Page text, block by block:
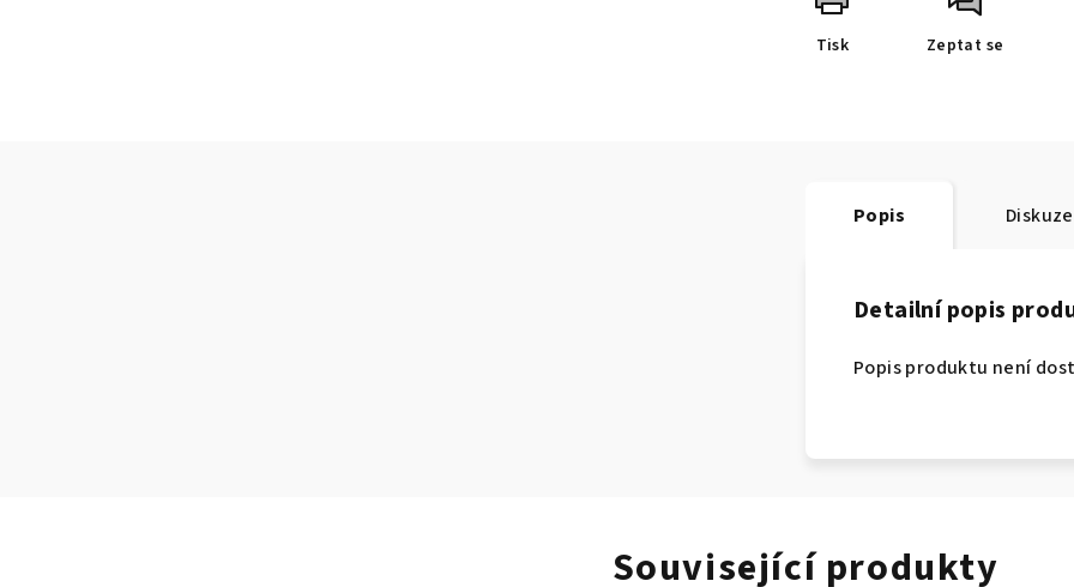
Tisk Zeptat se
Popis Diskuze
Detailní popis
Popis produktu není
Související produkty